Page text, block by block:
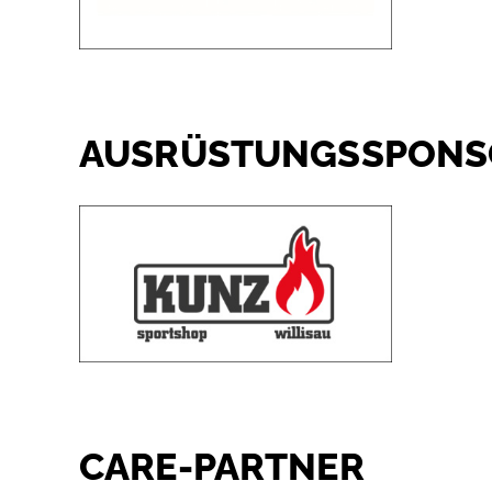
CARE-PARTNER